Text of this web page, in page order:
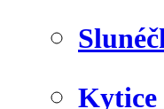
Kytice